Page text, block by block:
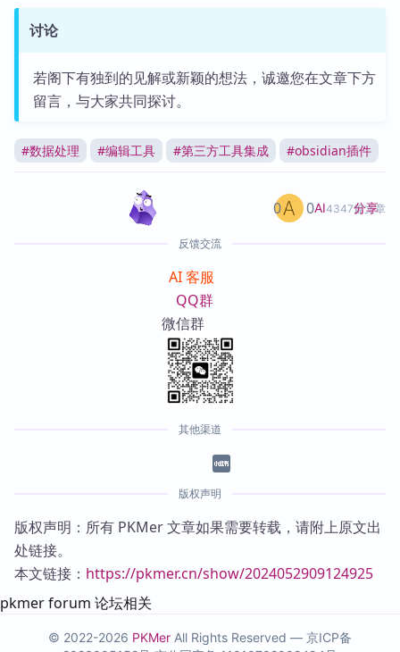
讨论
若阁下有独到的见解或新颖的想法，诚邀您在文章下方
留言，与大家共同探讨。
#数据处理 #编辑工具 #第三方工具集成 #obsidian插件
AI4347篇文章
0 0 分享
反馈交流
AI 客服
QQ群
微信群
其他渠道
版权声明
版权声明：所有 PKMer 文章如果需要转载，请附上原文出
处链接。
本文链接： https://pkmer.cn/show/2024052909124925
pkmer forum 论坛相关
© 2022-2026 PKMer All Rights Reserved — 京ICP备